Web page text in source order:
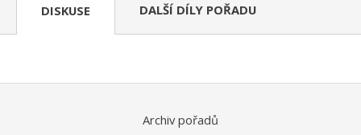
DISKUSE DALŠÍ DÍLY POŘADU
Archiv pořadů